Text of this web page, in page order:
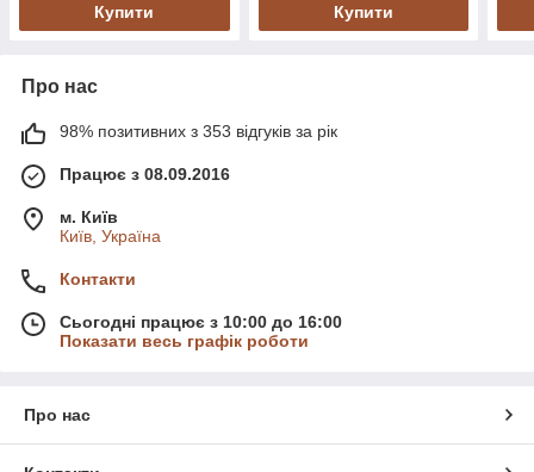
Купити Купити
Про нас
98% позитивних з 353 відгуків за рік
Працює з 08.09.2016
м. Київ
Київ, Україна
Контакти
Сьогодні працює з 10:00 до 16:00
Показати весь графік роботи
Про нас